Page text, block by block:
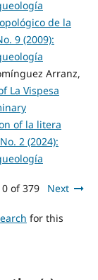
de la
9 (2009):
Arranz,
La Vispesa
of la litera
2 (2024):
of 379 Next
for this